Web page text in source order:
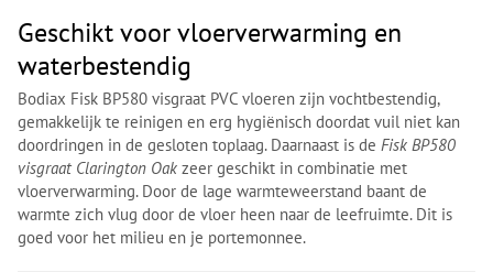
Geschikt voor vloerverwarming en
waterbestendig
Bodiax Fisk BP580 visgraat PVC vloeren zijn vochtbestendig,
gemakkelijk te reinigen en erg hygiënisch doordat vuil niet kan
doordringen in de gesloten toplaag. Daarnaast is de Fisk BP580
visgraat Clarington Oak zeer geschikt in combinatie met
vloerverwarming. Door de lage warmteweerstand baant de
warmte zich vlug door de vloer heen naar de leefruimte. Dit is
goed voor het milieu en je portemonnee.